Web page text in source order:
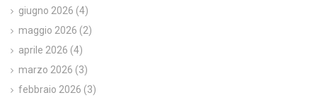
giugno 2026 (4)
maggio 2026 (2)
aprile 2026 (4)
marzo 2026 (3)
febbraio 2026 (3)